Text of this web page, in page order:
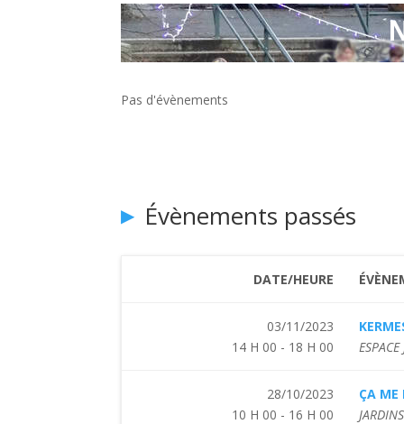
Pas d'évènements
Évènements passés
DATE/HEURE
03/11/2023
14 H 00 - 18 H 00
28/10/2023
10 H 00 - 16 H 00
ÇA ME